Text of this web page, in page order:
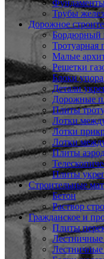
Трубы
Дорожное
Бордюрный
Тротуарная
Малые
Решетки
Блоки
Детали
Дорожные
Плиты
Лотки
Лотки
Лотки
Плиты
Плиты
Строительные
Бетон
Раствор
Гражданское и
Плиты
Лестничные